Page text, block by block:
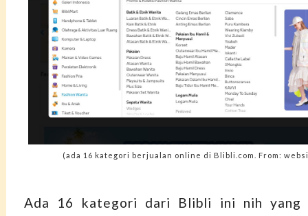
(ada 16 kategori berjualan online di Blibli.com. From:
Ada 16 kategori dari Blibli ini nih yang